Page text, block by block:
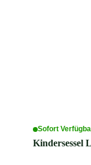
Sofort
Kindersessel